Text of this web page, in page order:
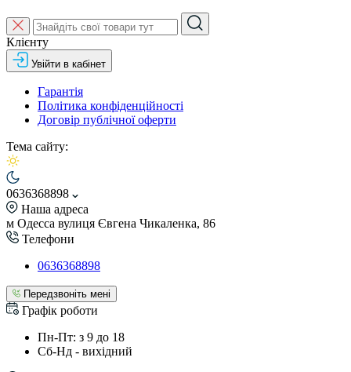
Клієнту
Увійти в кабінет
Гарантія
Політика конфіденційності
Договір публічної оферти
Тема сайту:
0636368898
Наша адреса
м Одесса вулиця Євгена Чикаленка, 86
Телефони
0636368898
Передзвоніть мені
Графік роботи
Пн-Пт: з 9 до 18
Сб-Нд - вихідний